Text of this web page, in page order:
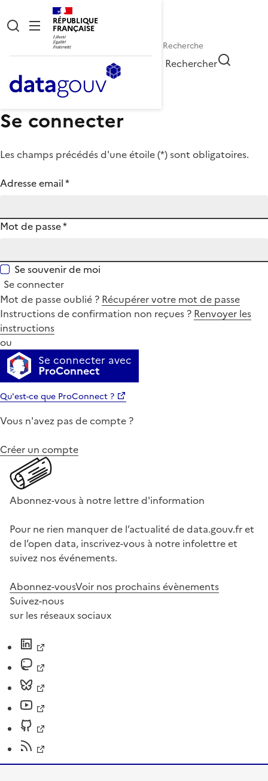
RÉPUBLIQUE
FRANÇAISE
Rechercher
Se connecter
Les champs précédés d'une étoile (*) sont obligatoires.
Adresse email*
Mot de passe*
Se souvenir de moi
Se connecter
Mot de passe oublié ? Récupérer votre mot de passe
Instructions de confirmation non reçues ? Renvoyer les
instructions
ou
Se connecter avec
ProConnect
Qu'est-ce que ProConnect ?
Vous n'avez pas de compte ?
Créer un compte
Abonnez-vous à notre lettre d'information
Pour ne rien manquer de l’actualité de data.gouv.fr et
de l’open data, inscrivez-vous à notre infolettre et
suivez nos événements.
Abonnez-vousVoir nos prochains évènements
Suivez-nous
sur les réseaux sociaux